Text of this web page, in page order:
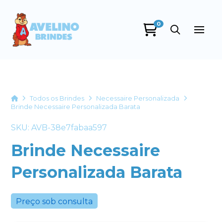
0
HomeTodos os Brindes
Necessaire Personalizada
Brinde Necessaire Personalizada Barata
SKU: AVB-38e7fabaa597
Brinde Necessaire
Personalizada Barata
Preço sob consulta
+55